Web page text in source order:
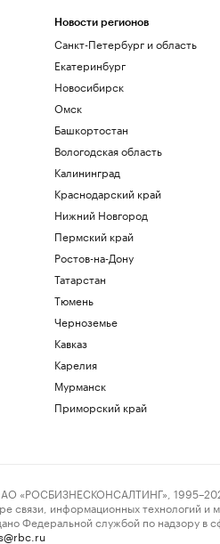
Новости регионов
Санкт-Петербург и область
Екатеринбург
Новосибирск
Омск
Башкортостан
Вологодская область
Калининград
Краснодарский край
Нижний Новгород
Пермский край
Ростов-на-Дону
Татарстан
Тюмень
Черноземье
Кавказ
Карелия
Мурманск
Приморский край
1995–2026.
связи, информационных технологий
Федеральной службой по надзору